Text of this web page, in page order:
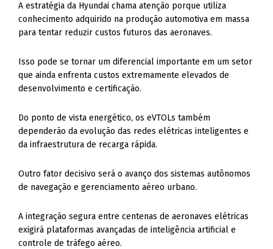
A estratégia da Hyundai chama atenção porque utiliza
conhecimento adquirido na produção automotiva em massa
para tentar reduzir custos futuros das aeronaves.
Isso pode se tornar um diferencial importante em um setor
que ainda enfrenta custos extremamente elevados de
desenvolvimento e certificação.
Do ponto de vista energético, os eVTOLs também
dependerão da evolução das redes elétricas inteligentes e
da infraestrutura de recarga rápida.
Outro fator decisivo será o avanço dos sistemas autônomos
de navegação e gerenciamento aéreo urbano.
A integração segura entre centenas de aeronaves elétricas
exigirá plataformas avançadas de inteligência artificial e
controle de tráfego aéreo.